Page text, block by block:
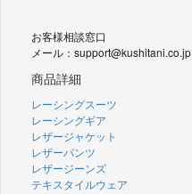
お客様相談窓口
メール：support@kushitani.co.jp
商品詳細
レーシングスーツ
レーシングギア
レザージャケット
レザーパンツ
レザージーンズ
テキスタイルウェア